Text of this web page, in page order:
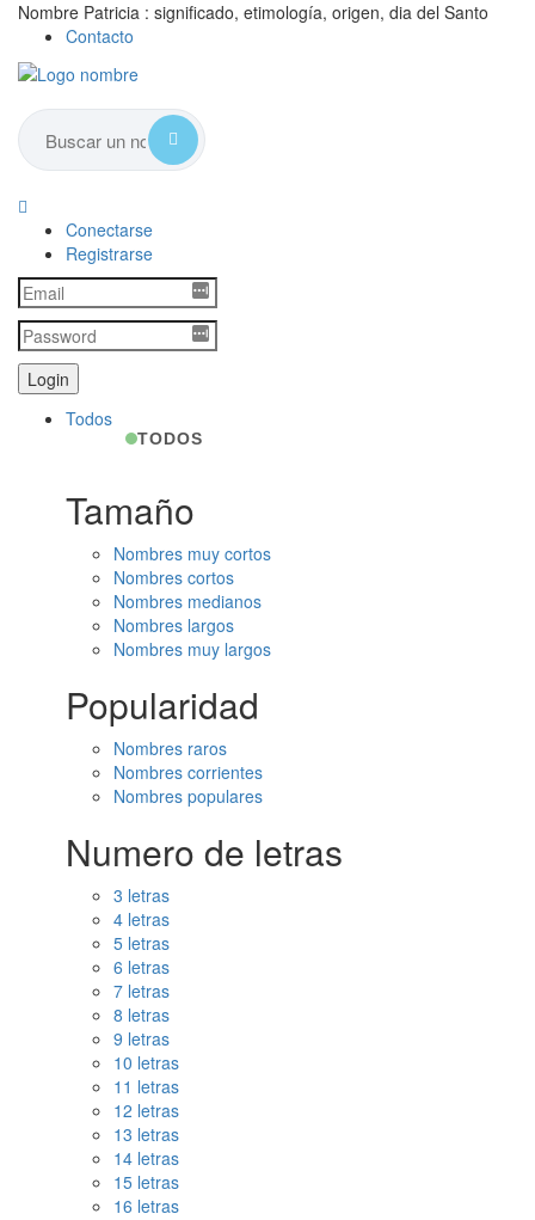
Nombre Patricia : significado, etimología, origen, dia del Santo
Contacto
Conectarse
Registrarse
Todos
TODOS
Tamaño
Nombres muy cortos
Nombres cortos
Nombres medianos
Nombres largos
Nombres muy largos
Popularidad
Nombres raros
Nombres corrientes
Nombres populares
Numero de letras
3 letras
4 letras
5 letras
6 letras
7 letras
8 letras
9 letras
10 letras
11 letras
12 letras
13 letras
14 letras
15 letras
16 letras